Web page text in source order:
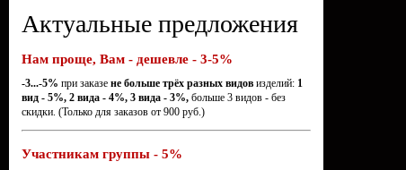
Актуальные предложения
Нам проще, Вам - дешевле - 3-5%
-3...-5% при заказе не больше трёх разных видов изделий: 1
вид - 5%, 2 вида - 4%, 3 вида - 3%, больше 3 видов - без
скидки. (Только для заказов от 900 руб.)
Участникам группы - 5%